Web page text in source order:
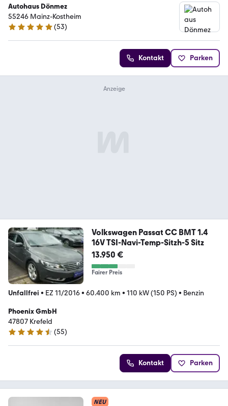
Autohaus Dönmez
55246 Mainz-Kostheim
4.8 Sterne
(53)
Kontakt Parken
Volkswagen Passat CC BMT 1.4
16V TSI-Navi-Temp-Sitzh-5 Sitz
13.950 €
Fairer Preis
Unfallfrei • EZ 11/2016• 60.400 km • 110 kW (150 PS) • Benzin
Phoenix GmbH
47807 Krefeld
4.3 Sterne
(55)
Kontakt Parken
NEU